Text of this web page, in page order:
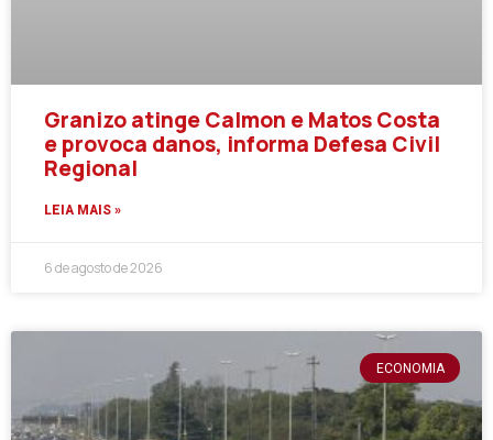
Granizo atinge Calmon e Matos Costa
e provoca danos, informa Defesa Civil
Regional
LEIA MAIS »
6 de agosto de 2026
ECONOMIA